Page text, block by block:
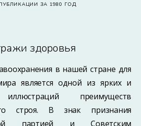
ЗА 1980 ГОД
здоровья
в нашей стране для
является одной из ярких и
иллюстраций преимуществ
строя. В знак признания
партией и Советским